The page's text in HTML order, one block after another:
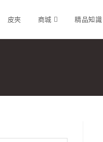
皮夾 商城 精品知